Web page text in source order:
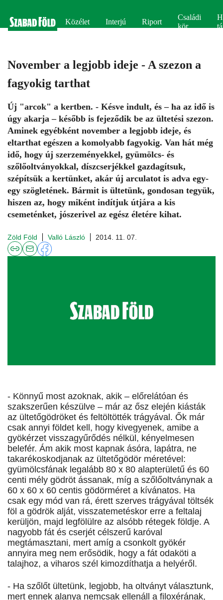
Közélet Interjú Riport
Családi
kör
November a legjobb ideje - A szezon a
fagyokig tarthat
Új "arcok" a kertben. - Késve indult, és – ha az idő is
úgy akarja – később is fejeződik be az ültetési szezon.
Aminek egyébként november a legjobb ideje, és
eltarthat egészen a komolyabb fagyokig. Van hát még
idő, hogy új szerzeményekkel, gyümölcs- és
szőlőoltványokkal, díszcserjékkel gazdagítsuk,
szépítsük a kertünket, akár új arculatot is adva egy-
egy szögletének. Bármit is ültetünk, gondosan tegyük,
hiszen az, hogy miként indítjuk útjára a kis
csemeténket, jószerivel az egész életére kihat.
Zöld Föld Valló László 2014. 11. 07.
- Könnyű most azoknak, akik – előrelátóan és
szakszerűen készülve – már az ősz elején kiásták
az ültetőgödröket és feltöltötték trágyával. Ők már
csak annyi földet kell, hogy kivegyenek, amibe a
gyökérzet visszagyűrődés nélkül, kényelmesen
belefér. Ám akik most kapnak ásóra, lapátra, ne
takarékoskodjanak az ültetőgödör méretével:
gyümölcsfának legalább 80 x 80 alapterületű és 60
centi mély gödröt ássanak, míg a szőlőoltványnak a
60 x 60 x 60 centis gödörméret a kívánatos. Ha
csak egy mód van rá, érett szerves trágyával töltsék
föl a gödrök alját, visszatemetéskor erre a feltalaj
kerüljön, majd legfölülre az alsóbb rétegek földje. A
nagyobb fát és cserjét célszerű karóval
megtámasztani, mert amíg a csonkolt gyökér
annyira meg nem erősödik, hogy a fát odaköti a
talajhoz, a viharos szél kimozdíthatja a helyéről.
- Ha szőlőt ültetünk, legjobb, ha oltványt választunk,
mert ennek alanya nemcsak ellenáll a filoxérának,